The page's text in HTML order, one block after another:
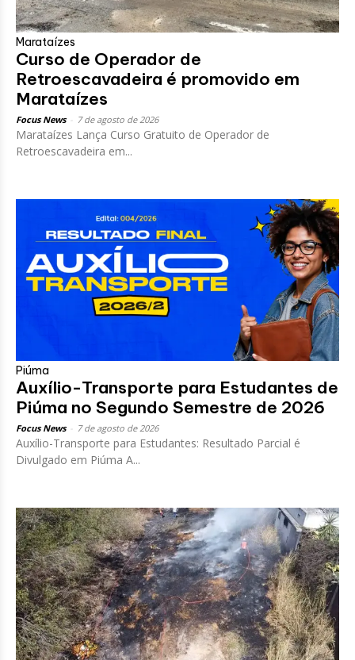
Marataízes
Curso de Operador de
Retroescavadeira é promovido em
Marataízes
Focus News 7 de agosto de 2026
Marataízes Lança Curso Gratuito de Operador de
Retroescavadeira em...
Piúma
Auxílio-Transporte para Estudantes de
Piúma no Segundo Semestre de 2026
Focus News 7 de agosto de 2026
Auxílio-Transporte para Estudantes: Resultado Parcial é
Divulgado em Piúma A...